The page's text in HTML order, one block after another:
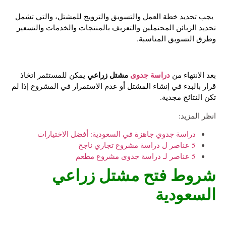
يجب تحديد خطة العمل والتسويق والترويج للمشتل، والتي تشمل
تحديد الزبائن المحتملين والتعريف بالمنتجات والخدمات والتسعير
وطرق التسويق المناسبة.
بعد الانتهاء من دراسة جدوى مشتل زراعي يمكن للمستثمر اتخاذ
قرار بالبدء في إنشاء المشتل أو عدم الاستمرار في المشروع إذا لم
تكن النتائج مجدية.
انظر المزيد:
دراسة جدوي جاهزة في السعودية: أفضل الاختيارات
5 عناصر ل دراسة مشروع تجاري ناجح
5 عناصر لـ دراسة جدوى مشروع مطعم
شروط فتح مشتل زراعي
السعودية